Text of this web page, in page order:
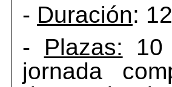
- Duración:
- Plazas: 10
jornada